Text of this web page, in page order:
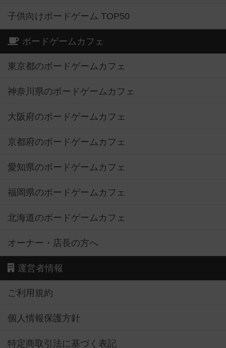
子供向けボードゲーム TOP50
ボードゲームカフェ
東京都のボードゲームカフェ
神奈川県のボードゲームカフェ
大阪府のボードゲームカフェ
京都府のボードゲームカフェ
愛知県のボードゲームカフェ
福岡県のボードゲームカフェ
北海道のボードゲームカフェ
オーナー・店長の方へ
運営者情報
ご利用規約
個人情報保護方針
特定商取引法に基づく表記